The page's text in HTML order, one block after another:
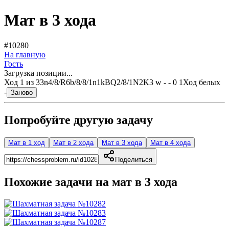
Мат в 3 хода
#10280
На главную
Гость
Загрузка позиции...
Ход 1 из 33n4/8/R6b/8/8/1n1kBQ2/8/1N2K3 w - - 0 1 Ход белых
- Заново
Попробуйте другую задачу
Мат в 1 ход Мат в 2 хода Мат в 3 хода Мат в 4 хода
Поделиться
Похожие задачи на мат в 3 хода